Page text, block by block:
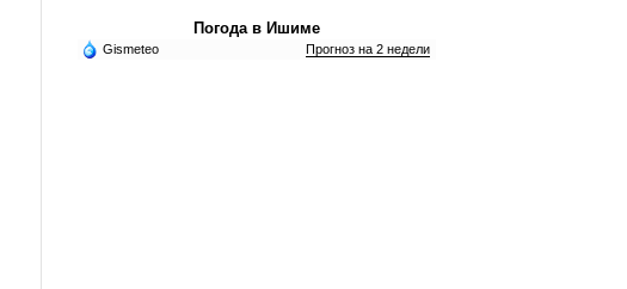
Погода в Ишиме
Gismeteo Прогноз на 2 недели